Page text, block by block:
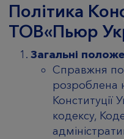
Політика
ТОВ«Пьюр
Загальні
Справжня
розроблена
Конституції
кодексу,